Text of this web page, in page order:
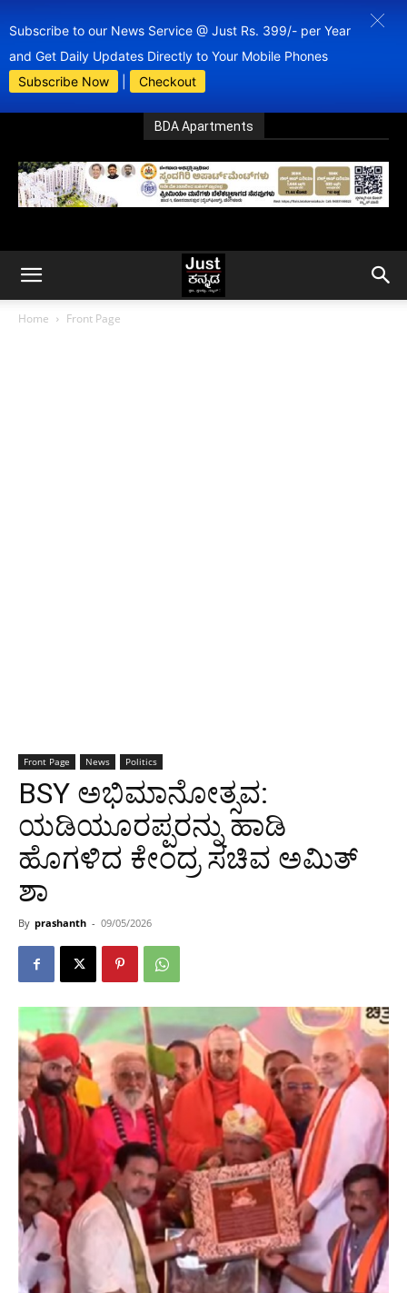
Subscribe to our News Service @ Just Rs. 399/- per Year
and Get Daily Updates Directly to Your Mobile Phones
Subscribe Now
Checkout
BDA Apartments
Home Front Page
Front Page News Politics
BSY ಅಭಿಮಾನೋತ್ಸವ:
ಯಡಿಯೂರಪ್ಪರನ್ನು ಹಾಡಿ
ಹೊಗಳಿದ ಕೇಂದ್ರ ಸಚಿವ ಅಮಿತ್
ಶಾ
By prashanth - 09/05/2026